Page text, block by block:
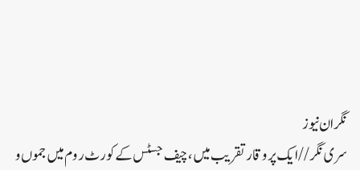
نگران نیوز
سری نگر// ایک پروقار تقریب میں، چیف جسٹس کے کورٹ روم میں جموں و